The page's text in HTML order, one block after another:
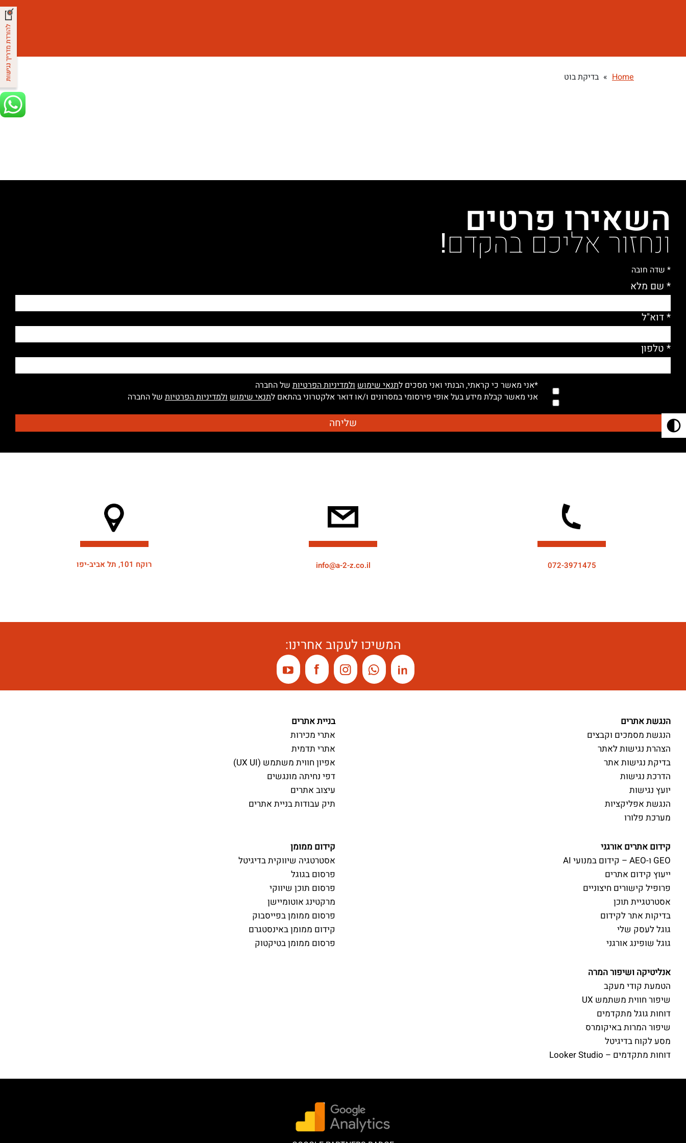
Home
» בדיקת בוט
השאירו פרטים
ונחזור אליכם בהקדם!
* שדה חובה
* שם מלא
* דוא"ל
* טלפון
*אני מאשר כי קראתי, הבנתי ואני מסכים לתנאי שימושולמדיניות הפרטיות של החברה
אני מאשר קבלת מידע בעל אופי פירסומי במסרונים ו/או דואר אלקטרוני בהתאם לתנאי שימושולמדיניות הפרטיות של החברה
072-3971475
info@a-2-z.co.il רוקח 101, תל אביב-יפו
המשיכו לעקוב אחרינו:
הנגשת אתרים
הנגשת מסמכים וקבצים
הצהרת נגישות לאתר
בדיקת נגישות אתר
הדרכת נגישות
יועץ נגישות
הנגשת אפליקציות
מערכת פלורו
בניית אתרים
אתרי מכירות
אתרי תדמית
אפיון חווית משתמש (UX UI)
דפי נחיתה מונגשים
עיצוב אתרים
תיק עבודות בניית אתרים
קידום אתרים אורגני
GEO ו-AEO – קידום במנועי AI
ייעוץ קידום אתרים
פרופיל קישורים חיצוניים
אסטרטגיית תוכן
בדיקות אתר לקידום
גוגל לעסק שלי
גוגל שופינג אורגני
קידום ממומן
אסטרטגיה שיווקית בדיגיטל
פרסום בגוגל
פרסום תוכן שיווקי
מרקטינג אוטומיישן
פרסום ממומן בפייסבוק
קידום ממומן באינסטגרם
פרסום ממומן בטיקטוק
אנליטיקה ושיפור המרה
הטמעת קודי מעקב
שיפור חווית משתמש UX
דוחות גוגל מתקדמים
שיפור המרות באיקומרס
מסע לקוח בדיגיטל
דוחות מתקדמים – Looker Studio